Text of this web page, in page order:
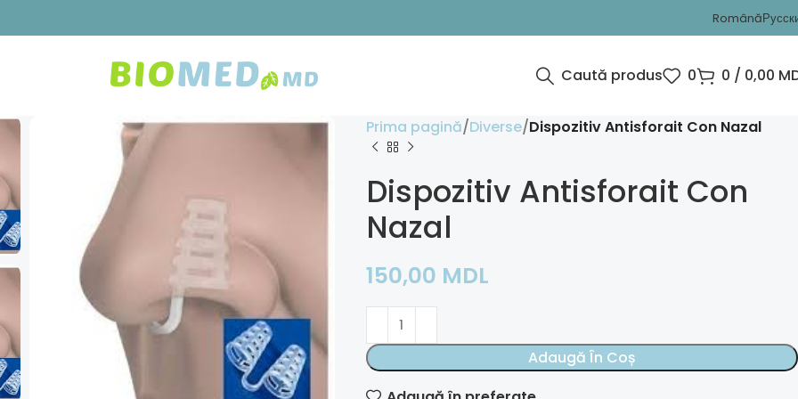
Română
Caută produs 0 0 / 0,00
Prima pagină Diverse Dispozitiv Antisforait Con Nazal
Dispozitiv Antisforait Con
Nazal
150,00 MDL
Adaugă În Coș